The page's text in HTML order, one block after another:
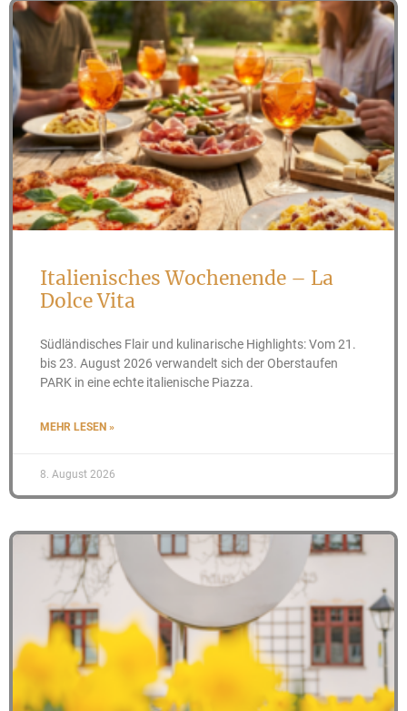
Italienisches Wochenende – La
Dolce Vita
Südländisches Flair und kulinarische Highlights: Vom 21.
bis 23. August 2026 verwandelt sich der Oberstaufen
PARK in eine echte italienische Piazza.
MEHR LESEN »
8. August 2026